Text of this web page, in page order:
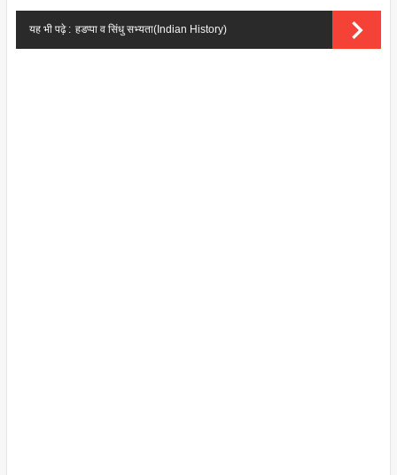
यह भी पढ़े : हडप्पा व सिंधु सभ्यता(Indian History)